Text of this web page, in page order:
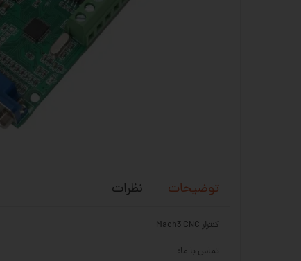
توضیحات نظرات
کنترلر Mach3 CNC
تماس با ما: